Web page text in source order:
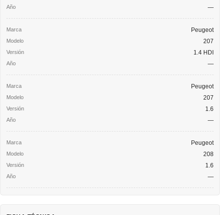
—
Peugeot
207
1.4 HDI
—
Peugeot
207
1.6
—
Peugeot
208
1.6
—